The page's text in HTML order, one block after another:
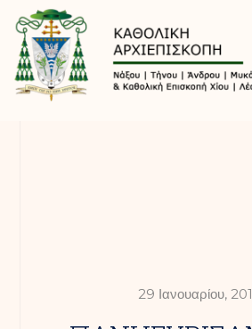
29 Ιανουαρίου,